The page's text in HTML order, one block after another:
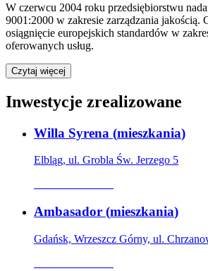
W czerwcu 2004 roku przedsiębiorstwu
9001:2000 w zakresie zarządzania jakością.
osiągnięcie europejskich standardów w
oferowanych usług.
Czytaj więcej
Inwestycje zrealizowane
Willa Syrena (mieszkania)
Elbląg, ul. Grobla Św. Jerzego 5
Ambasador (mieszkania)
Gdańsk, Wrzeszcz Górny, ul.